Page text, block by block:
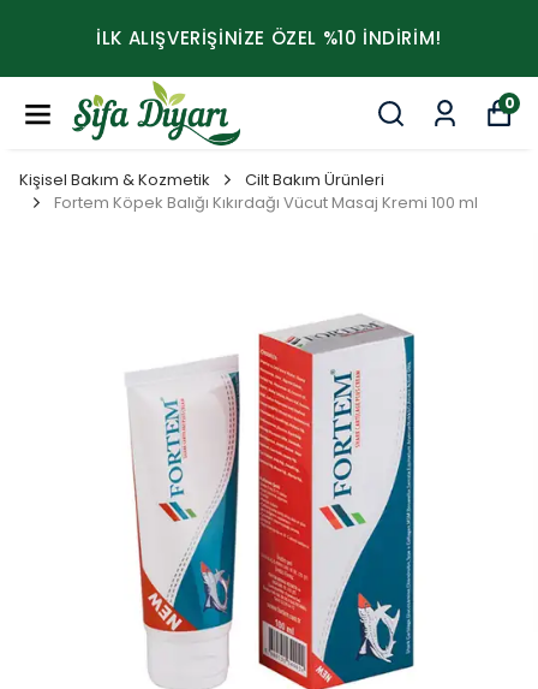
İLK ALIŞVERİŞİNİZE ÖZEL %10 İNDİRİM!
0
Kişisel Bakım & Kozmetik
Cilt Bakım Ürünleri
Fortem Köpek Balığı Kıkırdağı Vücut Masaj Kremi 100 ml